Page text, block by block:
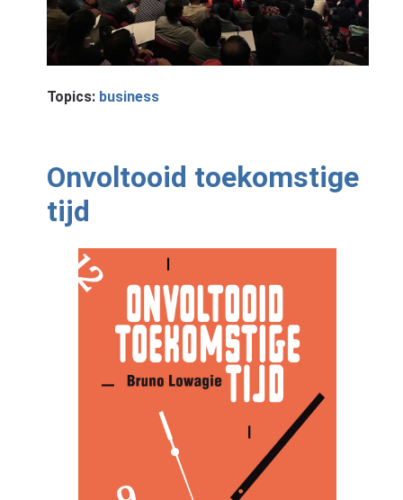
Topics: business
Onvoltooid toekomstige
tijd